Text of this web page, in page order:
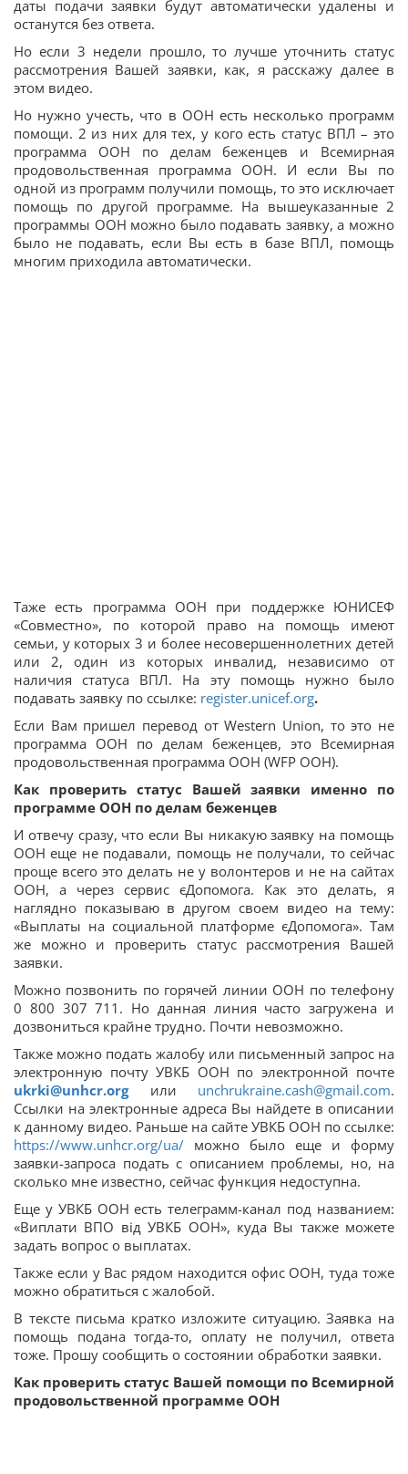
даты подачи заявки будут автоматически удалены и
останутся без ответа.
Но если 3 недели прошло, то лучше уточнить статус
рассмотрения Вашей заявки, как, я расскажу далее в
этом видео.
Но нужно учесть, что в ООН есть несколько программ
помощи. 2 из них для тех, у кого есть статус ВПЛ – это
программа ООН по делам беженцев и Всемирная
продовольственная программа ООН. И если Вы по
одной из программ получили помощь, то это исключает
помощь по другой программе. На вышеуказанные 2
программы ООН можно было подавать заявку, а можно
было не подавать, если Вы есть в базе ВПЛ, помощь
многим приходила автоматически.
Таже есть программа ООН при поддержке ЮНИСЕФ
«Совместно», по которой право на помощь имеют
семьи, у которых 3 и более несовершеннолетних детей
или 2, один из которых инвалид, независимо от
наличия статуса ВПЛ. На эту помощь нужно было
подавать заявку по ссылке: register.unicef.org.
Если Вам пришел перевод от Western Union, то это не
программа ООН по делам беженцев, это Всемирная
продовольственная программа ООН (WFP ООН).
Как проверить статус Вашей заявки именно по
программе ООН по делам беженцев
И отвечу сразу, что если Вы никакую заявку на помощь
ООН еще не подавали, помощь не получали, то сейчас
проще всего это делать не у волонтеров и не на сайтах
ООН, а через сервис єДопомога. Как это делать, я
наглядно показываю в другом своем видео на тему:
«Выплаты на социальной платформе єДопомога». Там
же можно и проверить статус рассмотрения Вашей
заявки.
Можно позвонить по горячей линии ООН по телефону
0 800 307 711. Но данная линия часто загружена и
дозвониться крайне трудно. Почти невозможно.
Также можно подать жалобу или письменный запрос на
электронную почту УВКБ ООН по электронной почте
ukrki@unhcr.orgили unchrukraine.cash@gmail.com.
Ссылки на электронные адреса Вы найдете в описании
к данному видео. Раньше на сайте УВКБ ООН по ссылке:
https://www.unhcr.org/ua/ можно было еще и форму
заявки-запроса подать с описанием проблемы, но, на
сколько мне известно, сейчас функция недоступна.
Еще у УВКБ ООН есть телеграмм-канал под названием:
«Виплати ВПО від УВКБ ООН», куда Вы также можете
задать вопрос о выплатах.
Также если у Вас рядом находится офис ООН, туда тоже
можно обратиться с жалобой.
В тексте письма кратко изложите ситуацию. Заявка на
помощь подана тогда-то, оплату не получил, ответа
тоже. Прошу сообщить о состоянии обработки заявки.
Как проверить статус Вашей помощи по Всемирной
продовольственной программе ООН